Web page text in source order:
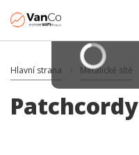
Hlavní strana Metalické sítě
Patchcordy